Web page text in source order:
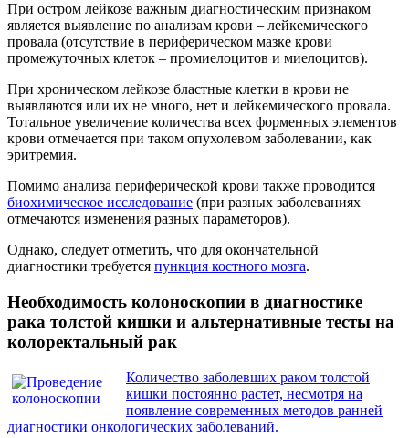
При остром лейкозе важным диагностическим признаком
является выявление по анализам крови – лейкемического
провала (отсутствие в периферическом мазке крови
промежуточных клеток – промиелоцитов и миелоцитов).
При хроническом лейкозе бластные клетки в крови не
выявляются или их не много, нет и лейкемического провала.
Тотальное увеличение количества всех форменных элементов
крови отмечается при таком опухолевом заболевании, как
эритремия.
Помимо анализа периферической крови также проводится
биохимическое исследование (при разных заболеваниях
отмечаются изменения разных параметоров).
Однако, следует отметить, что для окончательной
диагностики требуется пункция костного мозга.
Необходимость колоноскопии в диагностике
рака толстой кишки и альтернативные тесты на
колоректальный рак
Количество заболевших раком толстой
кишки постоянно растет, несмотря на
появление современных методов ранней
диагностики онкологических заболеваний.